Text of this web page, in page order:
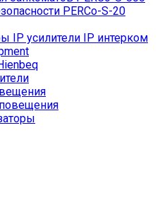
PERCo-S-20
IP усилители IP интерком